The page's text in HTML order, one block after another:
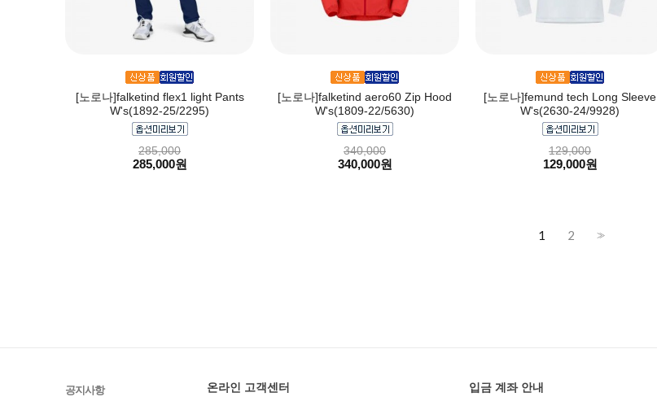
[노로나]falketind flex1 light Pants
W's(1892-25/2295)
285,000
285,000원
[노로나]falketind aero60 Zip Hood
W's(1809-22/5630)
340,000
340,000원
[노로나]femund tech Long Sleeve
W's(2630-24/9928)
129,000
129,000원
1 2 >>
공지사항 온라인 고객센터 입금 계좌 안내